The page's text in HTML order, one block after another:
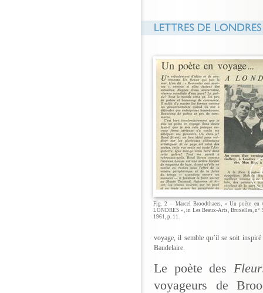
Fig. 2 – Marcel Broodthaers, « Un poète en
LONDRES », in Les Beaux-Arts, Bruxelles, n°
1961, p. 11.
voyage, il semble qu’il se soit
Baudelaire.
Le poète des
voyageurs de